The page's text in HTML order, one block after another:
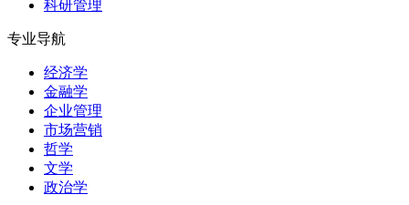
科研管理
专业导航
经济学
金融学
企业管理
市场营销
哲学
文学
政治学